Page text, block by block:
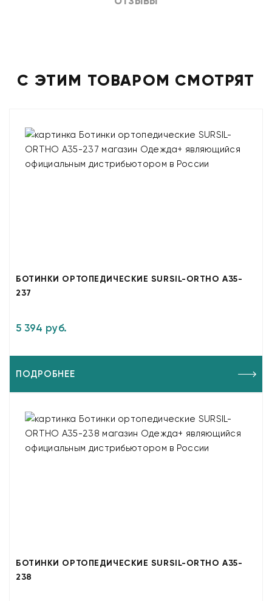
С ЭТИМ ТОВАРОМ СМОТРЯТ
БОТИНКИ ОРТОПЕДИЧЕСКИЕ SURSIL-ORTHO A35-
237
5 394 руб.
ПОДРОБНЕЕ
БОТИНКИ ОРТОПЕДИЧЕСКИЕ SURSIL-ORTHO A35-
238